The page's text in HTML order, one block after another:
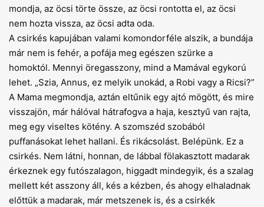
mondja, az öcsi törte össze, az öcsi rontotta el, az öcsi
nem hozta vissza, az öcsi adta oda.
A csirkés kapujában valami komondorféle alszik, a bundája
már nem is fehér, a pofája meg egészen szürke a
homoktól. Mennyi öregasszony, mind a Mamával egykorú
lehet. „Szia, Annus, ez melyik unokád, a Robi vagy a Ricsi?”
A Mama megmondja, aztán eltűnik egy ajtó mögött, és mire
visszajön, már hálóval hátrafogva a haja, kesztyű van rajta,
meg egy viseltes kötény. A szomszéd szobából
puffanásokat lehet hallani. És rikácsolást. Belépünk. Ez a
csirkés. Nem látni, honnan, de lábbal fölakasztott madarak
érkeznek egy futószalagon, higgadt mindegyik, és a szalag
mellett két asszony áll, kés a kézben, és ahogy elhaladnak
előttük a madarak, már metszenek is, és a csirkék